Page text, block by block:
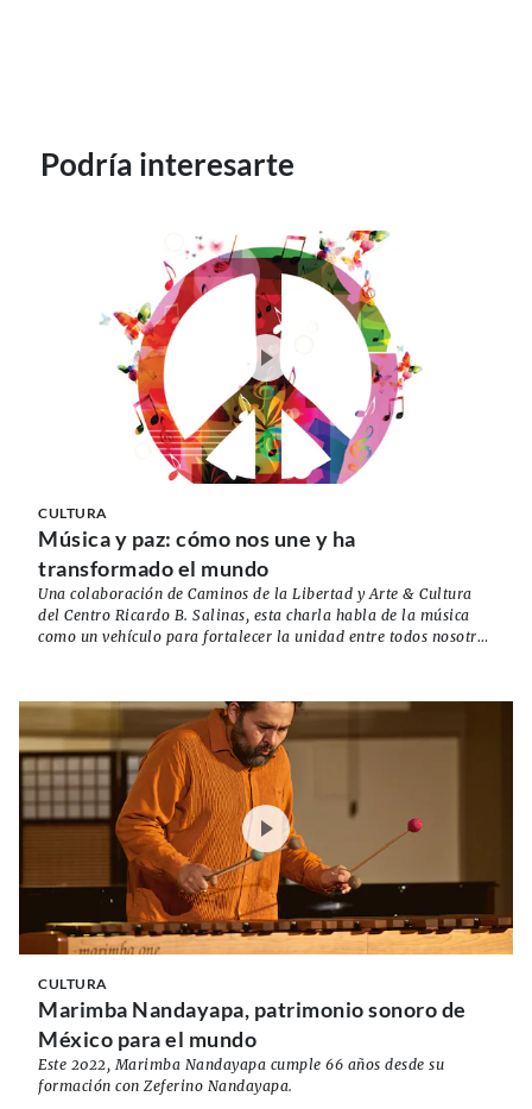
Podría interesarte
CULTURA
Música y paz: cómo nos une y ha
transformado el mundo
Una colaboración de Caminos de la Libertad y Arte & Cultura
del Centro Ricardo B. Salinas, esta charla habla de la música
como un vehículo para fortalecer la unidad entre todos nosotros
CULTURA
Marimba Nandayapa, patrimonio sonoro de
México para el mundo
Este 2022, Marimba Nandayapa cumple 66 años desde su
formación con Zeferino Nandayapa.